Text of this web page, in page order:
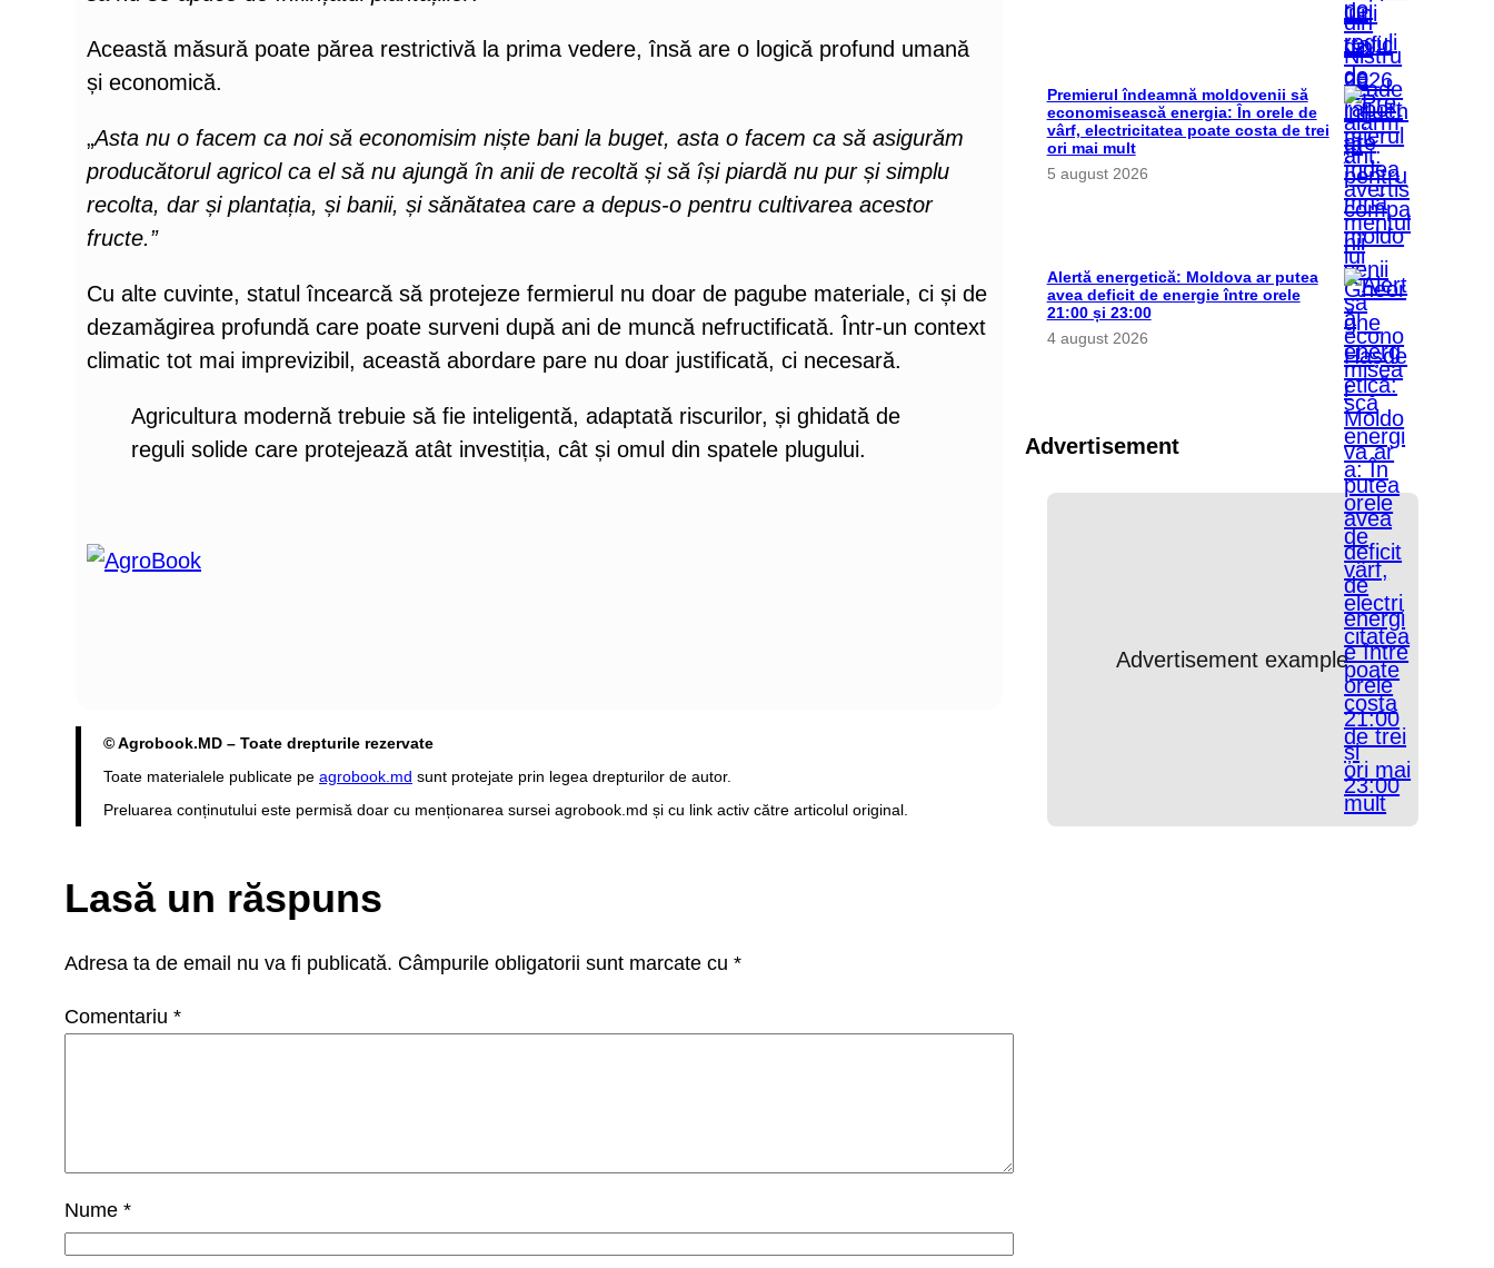
Această măsură poate părea restrictivă la prima vedere, însă are o logică profund umană
și economică.
„Asta nu o facem ca noi să economisim niște bani la buget, asta o facem ca să asigurăm
producătorul agricol ca el să nu ajungă în anii de recoltă și să își piardă nu pur și simplu
recolta, dar și plantația, și banii, și sănătatea care a depus-o pentru cultivarea acestor
fructe.”
Cu alte cuvinte, statul încearcă să protejeze fermierul nu doar de pagube materiale, ci și de
dezamăgirea profundă care poate surveni după ani de muncă nefructificată. Într-un context
climatic tot mai imprevizibil, această abordare pare nu doar justificată, ci necesară.
Agricultura modernă trebuie să fie inteligentă, adaptată riscurilor, și ghidată de
reguli solide care protejează atât investiția, cât și omul din spatele plugului.
© Agrobook.MD – Toate drepturile rezervate
Toate materialele publicate pe agrobook.md sunt protejate prin legea drepturilor de autor.
Preluarea conținutului este permisă doar cu menționarea sursei agrobook.md și cu link activ către articolul original.
Lasă un răspuns
Adresa ta de email nu va fi publicată. Câmpurile obligatorii sunt marcate cu *
Comentariu *
Nume *
Premierul îndeamnă moldovenii să
economisească energia: În orele de
vârf, electricitatea poate costa de trei
ori mai mult
5 august 2026
Alertă energetică: Moldova ar putea
avea deficit de energie între orele
21:00 și 23:00
4 august 2026
Advertisement
Advertisement example